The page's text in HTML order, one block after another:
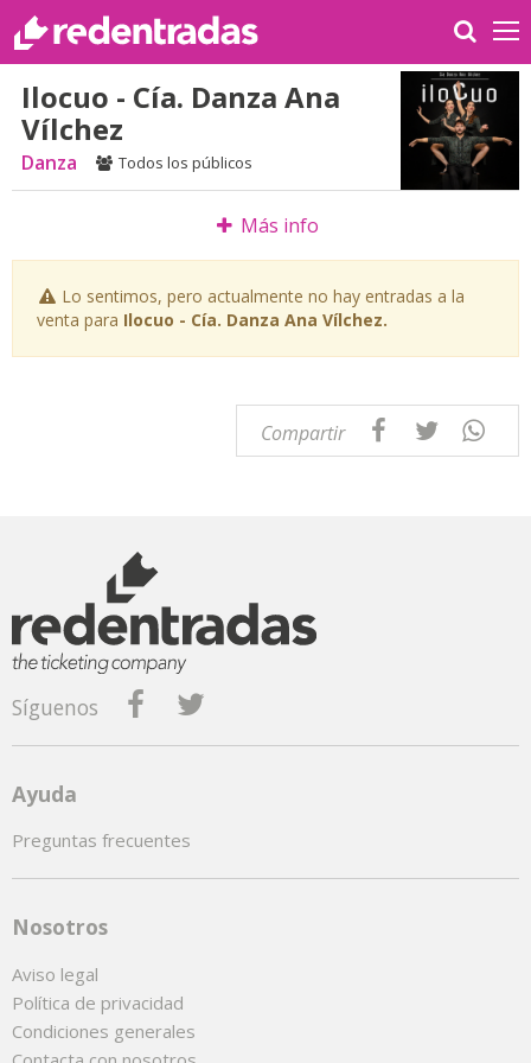
Ilocuo - Cía. Danza Ana
Vílchez
Danza Todos los públicos
Más info
Lo sentimos, pero actualmente no hay entradas a la
venta para Ilocuo - Cía. Danza Ana Vílchez.
Compartir
Síguenos
Ayuda
Preguntas frecuentes
Nosotros
Aviso legal
Política de privacidad
Condiciones generales